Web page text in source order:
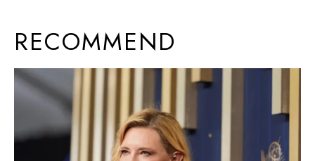
RECOMMEND